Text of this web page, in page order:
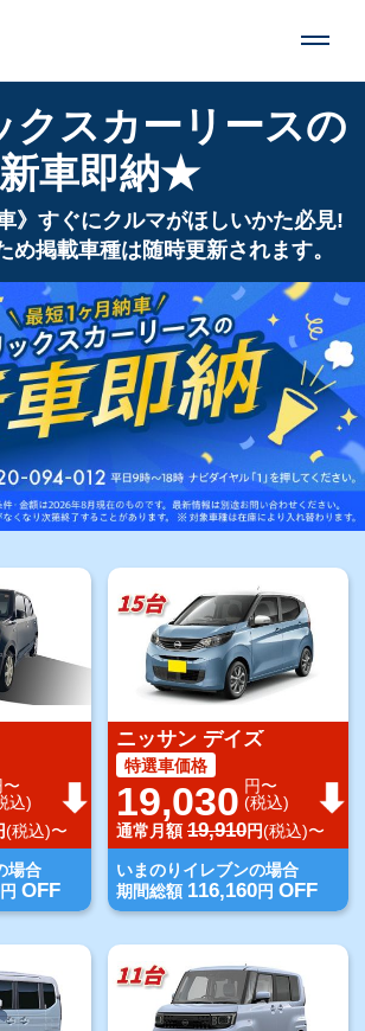
スカーリースの
新車即納★
》すぐにクルマがほしいかた必見!
め掲載車種は随時更新されます。
〜
込)
(税込)〜
場合
円 OFF
ニッサン デイズ
特選車価格
19,030 円〜
(税込)
通常月額19,910円(税込)〜
いまのりイレブンの場合
期間総額 116,160円 OFF